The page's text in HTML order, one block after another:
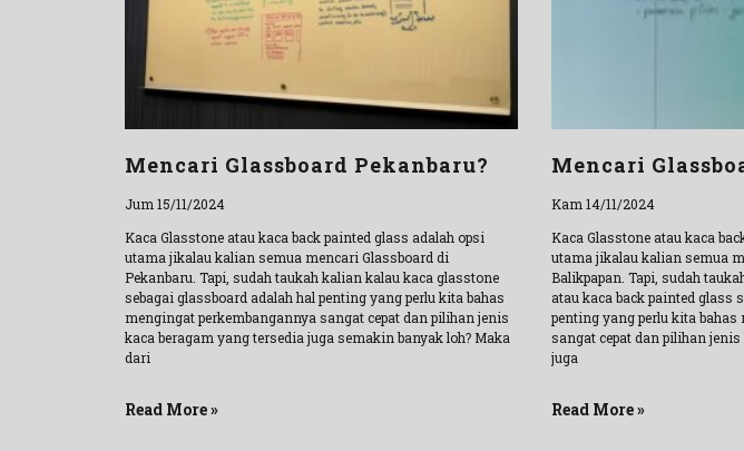
Mencari Glassboard Pekanbaru?
Jum 15/11/2024
Kaca Glasstone atau kaca back painted glass adalah opsi
utama jikalau kalian semua mencari Glassboard di
Pekanbaru. Tapi, sudah taukah kalian kalau kaca glasstone
sebagai glassboard adalah hal penting yang perlu kita bahas
mengingat perkembangannya sangat cepat dan pilihan jenis
kaca beragam yang tersedia juga semakin banyak loh? Maka
dari
Read More »
Mencari
Kam 14/11/2024
Kaca Glasstone atau kaca
utama jikalau kalian semua
Balikpapan. Tapi, sudah
atau kaca back painted glass
penting yang perlu kita
sangat cepat dan pilihan
juga
Read More »